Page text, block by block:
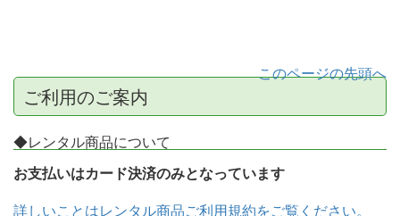
このページの先頭へ
ご利用のご案内
◆レンタル商品について
お支払いはカード決済のみとなっています
詳しいことはレンタル商品ご利用規約をご覧ください。